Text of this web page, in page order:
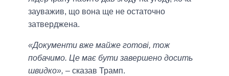
зауважив, що вона ще не остаточно
затверджена.
«Документи вже майже готові, тож
побачимо. Це має бути завершено досить
швидко», – сказав Трамп.